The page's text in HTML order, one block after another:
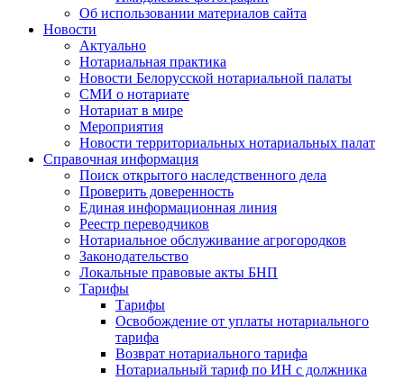
Об использовании материалов сайта
Новости
Актуально
Нотариальная практика
Новости Белорусской нотариальной палаты
СМИ о нотариате
Нотариат в мире
Мероприятия
Новости территориальных нотариальных палат
Справочная информация
Поиск открытого наследственного дела
Проверить доверенность
Единая информационная линия
Реестр переводчиков
Нотариальное обслуживание агрогородков
Законодательство
Локальные правовые акты БНП
Тарифы
Тарифы
Освобождение от уплаты нотариального
тарифа
Возврат нотариального тарифа
Нотариальный тариф по ИН с должника